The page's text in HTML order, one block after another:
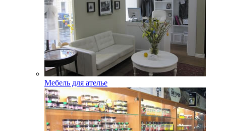
Мебель для ателье